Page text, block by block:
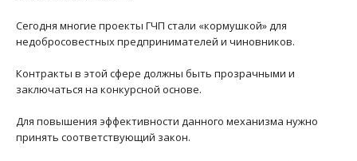
Сегодня многие проекты ГЧП стали «кормушкой» для
недобросовестных предпринимателей и чиновников.
Контракты в этой сфере должны быть прозрачными и
заключаться на конкурсной основе.
Для повышения эффективности данного механизма нужно
принять соответствующий закон.